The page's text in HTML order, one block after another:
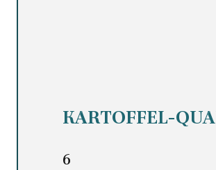
KARTOFFEL-
6